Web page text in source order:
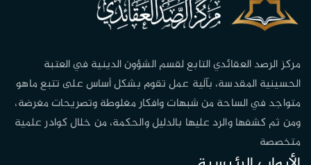
مركز الرصد العقائدي التابع لقسم الشؤون الدينية في العتبة
الحسينية المقدسة، بآلية عمل تقوم بشكل أساس على تتبع ماهو
متواجد في الساحة من شبهات وافكار مغلوطة وتصريحات مغرضة،
ومن ثم كشفها والرد عليها بالدليل والحكمة، من خلال كوادر علمية
متخصصة